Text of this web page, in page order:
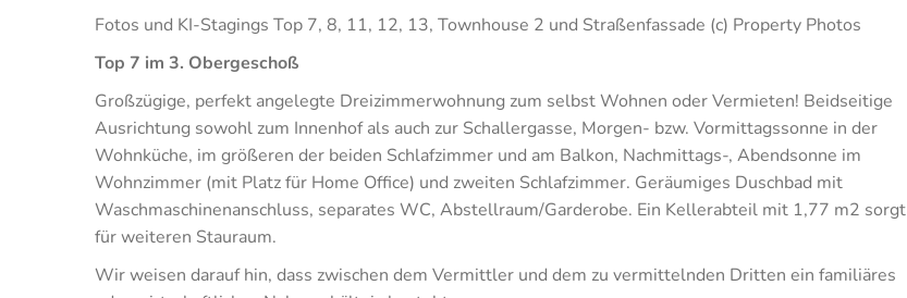
Fotos und KI-Stagings Top 7, 8, 11, 12, 13, Townhouse 2 und Straßenfassade (c) Property Photos
Top 7 im 3. Obergeschoß
Großzügige, perfekt angelegte Dreizimmerwohnung zum selbst Wohnen oder Vermieten! Beidseitige
Ausrichtung sowohl zum Innenhof als auch zur Schallergasse, Morgen- bzw. Vormittagssonne in der
Wohnküche, im größeren der beiden Schlafzimmer und am Balkon, Nachmittags-, Abendsonne im
Wohnzimmer (mit Platz für Home Office) und zweiten Schlafzimmer. Geräumiges Duschbad mit
Waschmaschinenanschluss, separates WC, Abstellraum/Garderobe. Ein Kellerabteil mit 1,77 m2 sorgt
für weiteren Stauraum.
Wir weisen darauf hin, dass zwischen dem Vermittler und dem zu vermittelnden Dritten ein familiäres